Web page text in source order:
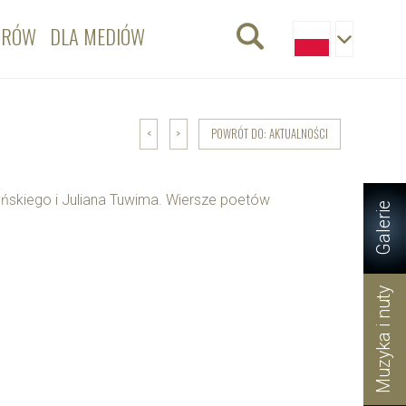
Galerie
Muzyka i nuty
DLA MEDIÓW
< > POWRÓT DO: AKTUALNOŚCI
i Juliana Tuwima. Wiersze poetów